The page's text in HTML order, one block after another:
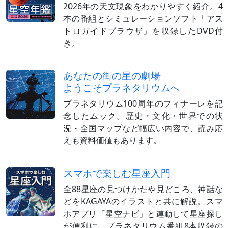
2026年の天文現象をわかりやすく紹介。4
本の番組とシミュレーションソフト「アス
トロガイドブラウザ」を収録したDVD付
き。
あなたの街の星の劇場
ようこそプラネタリウムへ
プラネタリウム100周年のフィナーレを記
念したムック。歴史・文化・世界での状
況・全国マップなど幅広い内容で、読み応
えも資料価値もあります。
スマホで楽しむ星座入門
全88星座の見つけかたや見どころ、神話な
どをKAGAYAのイラストと共に解説。スマ
ホアプリ「星空ナビ」と連動して星座探し